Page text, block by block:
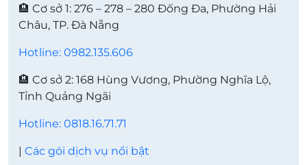
🏨 Cơ sở 1: 276 – 278 – 280 Đống Đa, Phường Hải
Châu, TP. Đà Nẵng
Hotline: 0982.135.606
🏨 Cơ sở 2: 168 Hùng Vương, Phường Nghĩa Lộ,
Tỉnh Quảng Ngãi
Hotline: 0818.16.71.71
| Các gói dịch vụ nổi bật